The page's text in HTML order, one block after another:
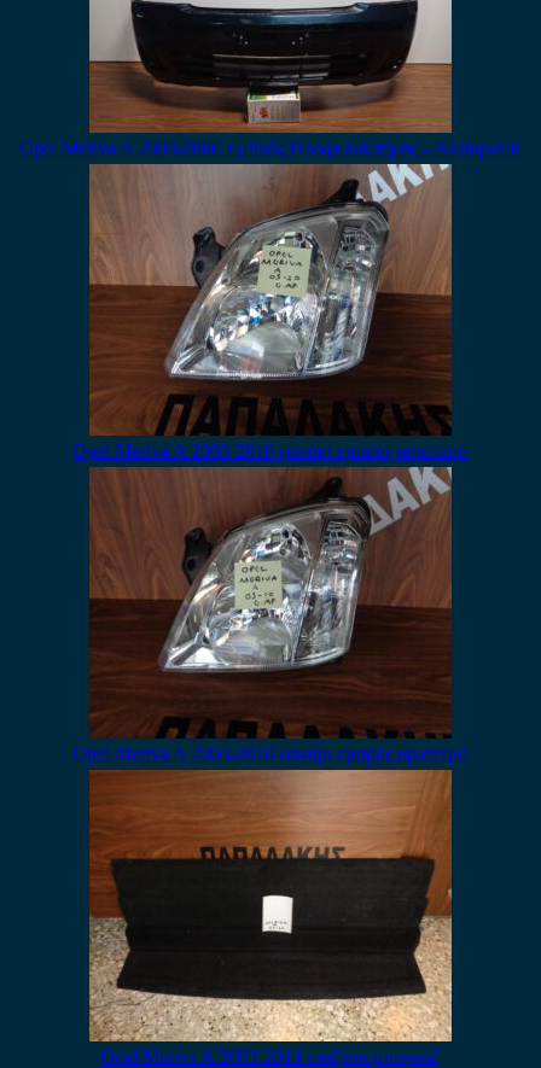
Opel Meriva A 2003-2006 Εμπρός Προφυλακτήρας – Κυπαρισσί
Opel Meriva A 2003-2010 φανάρι εμπρός αριστερό
Opel Meriva A 2003-2010 φανάρι εμπρός αριστερό
Opel Meriva A 2003-2010 εταζέρα μπαγκάζ